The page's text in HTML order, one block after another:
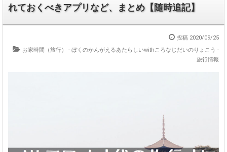
れておくべきアプリなど、まとめ【随時追記】
投稿 2020/09/25
お家時間（旅行）
- ぼくのかんがえるあたらしいwithころなじだいのりょこう -
旅行情報